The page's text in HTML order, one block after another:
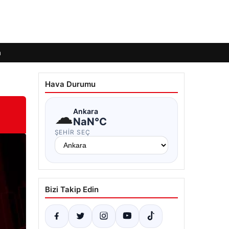
Hava Durumu
☁Ankara
NaN°C
ŞEHIR SEÇ
Bizi Takip Edin